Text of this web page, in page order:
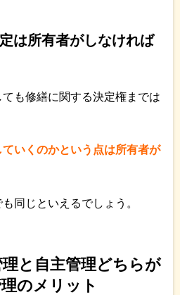
は所有者がしなければ
も修繕に関する決定権までは
いくのかという点は所有者が
同じといえるでしょう。
と自主管理どちらが
のメリット